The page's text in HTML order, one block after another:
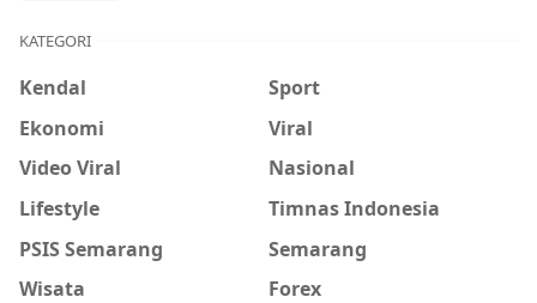
KATEGORI
Kendal
Sport
Ekonomi
Viral
Video Viral
Nasional
Lifestyle
Timnas Indonesia
PSIS Semarang
Semarang
Wisata
Forex